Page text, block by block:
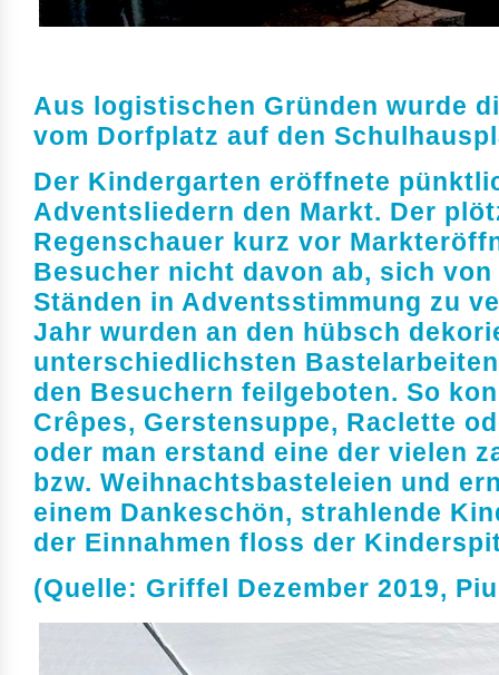
Aus logistischen Gründen wurde
vom Dorfplatz auf den
Der Kindergarten eröffnete
Adventsliedern den Markt. Der
Regenschauer kurz vor
Besucher nicht davon ab, sich
Ständen in Adventsstimmung zu
Jahr wurden an den hübsch
unterschiedlichsten
den Besuchern feilgeboten. So
Crêpes, Gerstensuppe, Raclette
oder man erstand eine der vielen
bzw. Weihnachtsbasteleien und
einem Dankeschön, strahlende
der Einnahmen floss der
(Quelle: Griffel Dezember 2019,